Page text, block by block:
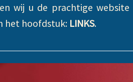
wij u de prachtige
het hoofdstuk: LINKS.